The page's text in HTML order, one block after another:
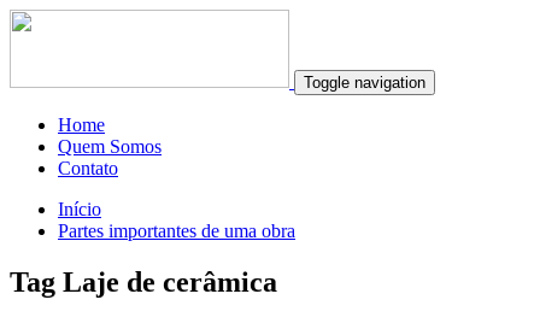
Toggle navigation
Home
Quem Somos
Contato
Início
Partes importantes de uma obra
Tag Laje de cerâmica